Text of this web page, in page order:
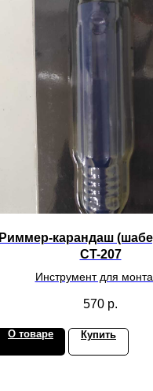
Риммер-карандаш
CT-207
Инструмент для
570 р.
О товаре Купить